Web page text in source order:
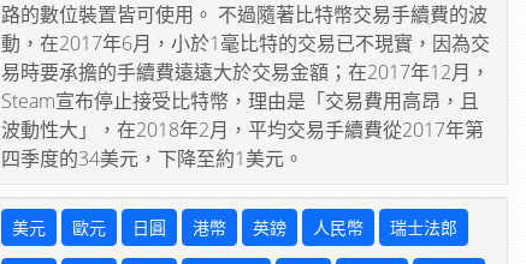
路的數位裝置皆可使用。 不過隨著比特幣交易手續費的波
動，在2017年6月，小於1毫比特的交易已不現實，因為交
易時要承擔的手續費遠遠大於交易金額；在2017年12月，
Steam宣布停止接受比特幣，理由是「交易費用高昂，且
波動性大」，在2018年2月，平均交易手續費從2017年第
四季度的34美元，下降至約1美元。
美元 歐元 日圓 港幣 英鎊 人民幣 瑞士法郎